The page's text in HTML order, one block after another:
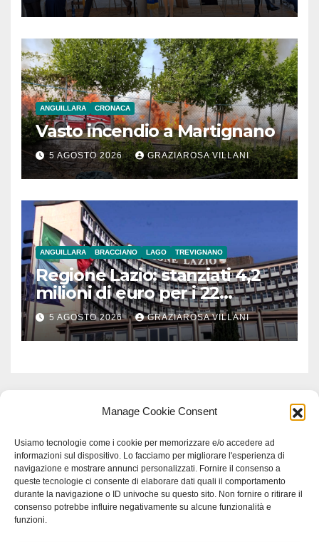
Manage Cookie Consent
Usiamo tecnologie come i cookie per memorizzare e/o accedere ad
informazioni sul dispositivo. Lo facciamo per migliorare l'esperienza di
navigazione e mostrare annunci personalizzati. Fornire il consenso a
queste tecnologie ci consente di elaborare dati quali il comportamento
durante la navigazione o ID univoche su questo sito. Non fornire o ritirare il
consenso potrebbe influire negativamente su alcune funzionalità e
funzioni.
ANGUILLARA CRONACA
Vasto incendio a Martignano
5 AGOSTO 2026 GRAZIAROSA VILLANI
ANGUILLARA BRACCIANO LAGO TREVIGNANO
Regione Lazio: stanziati 4,2
milioni di euro per i 22
Comuni dell’Etruria
Meridionale
5 AGOSTO 2026 GRAZIAROSA VILLANI